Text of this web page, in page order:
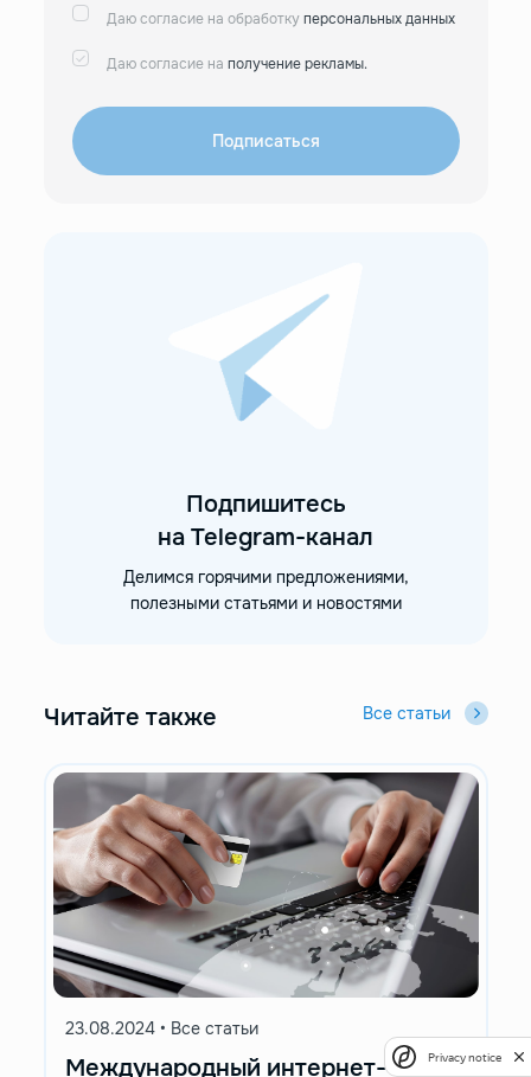
Даю согласие на обработкуперсональных данных
Даю согласие на получение рекламы.
Подписаться
Подпишитесь
на Telegram-канал
Делимся горячими предложениями,
полезными статьями и новостями
Читайте также Все статьи
23.08.2024 • Все статьи
Международный интернет- Privacy notice